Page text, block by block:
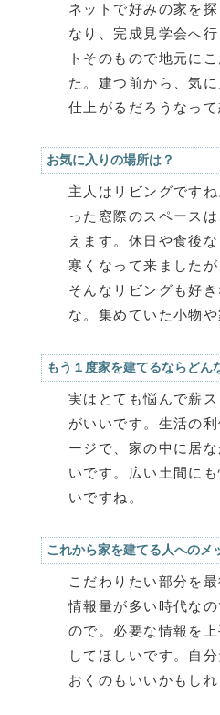
ネットで好みの家を
なり、完成見学会へ
トそのもので地元に
た。建つ前から、気
仕上がるだろうなって
お気に入りの場所は？
主人はリビングです
った窓際のスペース
えます。休日や食後
寒くなって来ました
そんなリビングも好
な。集めていた小物
もう１度家を建てるならどん
実はとても悩んで薪
がいいです。生活の
ージで、家の中に居
いです。広い土間に
いですね。
これから家を建てる人へのメ
こだわりたい部分を
情報量が多い時代な
ので。必要な情報を
してほしいです。自
おくのもいいかもしれ